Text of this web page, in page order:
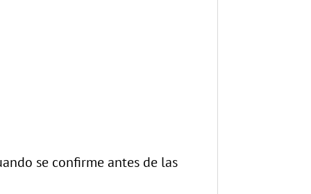
se confirme antes de las